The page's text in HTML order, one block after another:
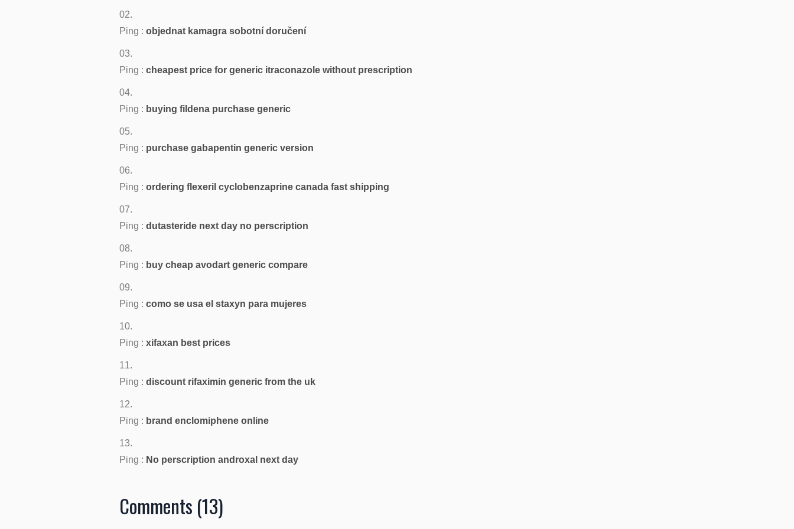
Ping : objednat kamagra sobotní doručení
Ping : cheapest price for generic itraconazole without prescription
Ping : buying fildena purchase generic
Ping : purchase gabapentin generic version
Ping : ordering flexeril cyclobenzaprine canada fast shipping
Ping : dutasteride next day no perscription
Ping : buy cheap avodart generic compare
Ping : como se usa el staxyn para mujeres
Ping : xifaxan best prices
Ping : discount rifaximin generic from the uk
Ping : brand enclomiphene online
Ping : No perscription androxal next day
Comments (13)